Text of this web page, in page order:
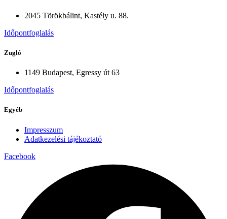
2045 Törökbálint, Kastély u. 88.
Időpontfoglalás
Zugló
1149 Budapest, Egressy út 63
Időpontfoglalás
Egyéb
Impresszum
Adatkezelési tájékoztató
Facebook